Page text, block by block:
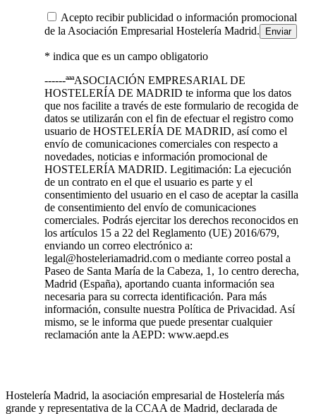
Acepto recibir publicidad o información promocional
de la Asociación Empresarial Hostelería Madrid.
* indica que es un campo obligatorio
------ªªªASOCIACIÓN EMPRESARIAL DE
HOSTELERÍA DE MADRID te informa que los datos
que nos facilite a través de este formulario de recogida de
datos se utilizarán con el fin de efectuar el registro como
usuario de HOSTELERÍA DE MADRID, así como el
envío de comunicaciones comerciales con respecto a
novedades, noticias e información promocional de
HOSTELERÍA MADRID. Legitimación: La ejecución
de un contrato en el que el usuario es parte y el
consentimiento del usuario en el caso de aceptar la casilla
de consentimiento del envío de comunicaciones
comerciales. Podrás ejercitar los derechos reconocidos en
los artículos 15 a 22 del Reglamento (UE) 2016/679,
enviando un correo electrónico a:
legal@hosteleriamadrid.com o mediante correo postal a
Paseo de Santa María de la Cabeza, 1, 1o centro derecha,
Madrid (España), aportando cuanta información sea
necesaria para su correcta identificación. Para más
información, consulte nuestra Política de Privacidad. Así
mismo, se le informa que puede presentar cualquier
reclamación ante la AEPD: www.aepd.es
Hostelería Madrid, la asociación empresarial de Hostelería más
grande y representativa de la CCAA de Madrid, declarada de